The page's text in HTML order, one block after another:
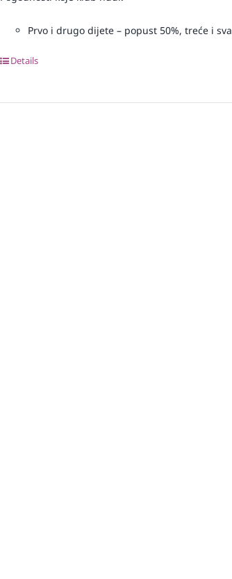
Prvo i drugo dijete – popust 50%, treće i
Details